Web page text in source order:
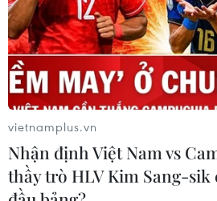
vietnamplus.vn
Nhận định Việt Nam vs
thầy trò HLV Kim Sang-sik